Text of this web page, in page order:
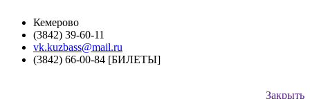
Кемерово
(3842) 39-60-11
vk.kuzbass@mail.ru
(3842) 66-00-84 [БИЛЕТЫ]
Закрыть